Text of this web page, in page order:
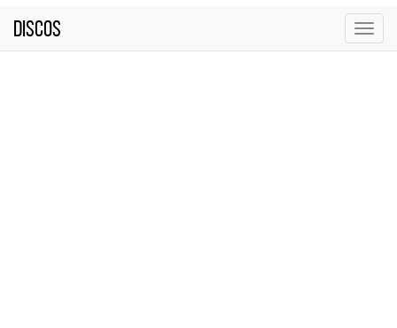
Discos